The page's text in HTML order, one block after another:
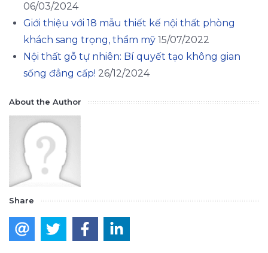
06/03/2024
Giới thiệu với 18 mẫu thiết kế nội thất phòng
khách sang trọng, thẩm mỹ 15/07/2022
Nội thất gỗ tự nhiên: Bí quyết tạo không gian
sống đẳng cấp! 26/12/2024
About the Author
Share